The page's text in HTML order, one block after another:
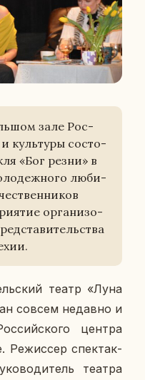
зале Рос­
куль­ту­ры со­сто­
«Бог резни» в
лю­би­
ор­га­ни­зо­
театр «Луна
совсем недав­но и
центра
Ре­жис­сер спек­так­
театра